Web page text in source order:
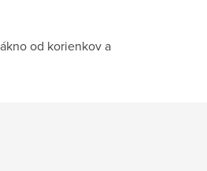
od korienkov a